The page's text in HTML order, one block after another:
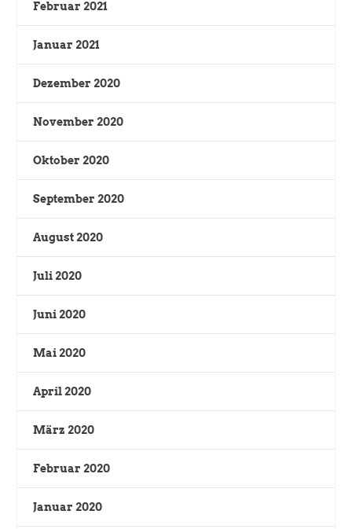
Februar 2021
Januar 2021
Dezember 2020
November 2020
Oktober 2020
September 2020
August 2020
Juli 2020
Juni 2020
Mai 2020
April 2020
März 2020
Februar 2020
Januar 2020